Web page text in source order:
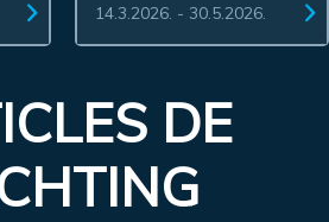
14.3.2026. - 30.5.2026.
DE